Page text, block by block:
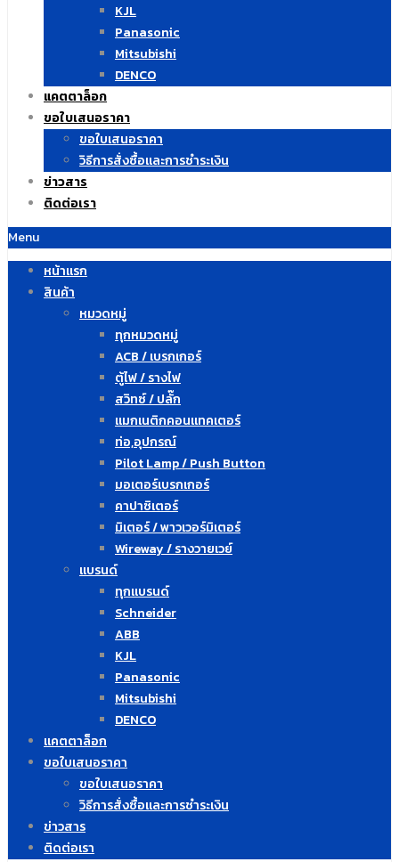
KJL
Panasonic
Mitsubishi
DENCO
แคตตาล็อก
ขอใบเสนอราคา
ขอใบเสนอราคา
วิธีการสั่งซื้อและการชำระเงิน
ข่าวสาร
ติดต่อเรา
Menu
หน้าแรก
สินค้า
หมวดหมู่
ทุกหมวดหมู่
ACB / เบรกเกอร์
ตู้ไฟ / รางไฟ
สวิทซ์ / ปลั๊ก
แมกเนติกคอนแทคเตอร์
ท่อ,อุปกรณ์
Pilot Lamp / Push Button
มอเตอร์เบรกเกอร์
คาปาซิเตอร์
มิเตอร์ / พาวเวอร์มิเตอร์
Wireway / รางวายเวย์
แบรนด์
ทุกแบรนด์
Schneider
ABB
KJL
Panasonic
Mitsubishi
DENCO
แคตตาล็อก
ขอใบเสนอราคา
ขอใบเสนอราคา
วิธีการสั่งซื้อและการชำระเงิน
ข่าวสาร
ติดต่อเรา